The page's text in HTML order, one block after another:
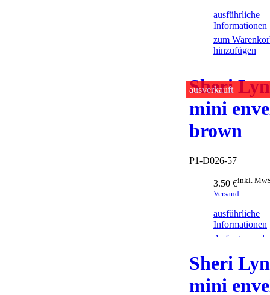
ausführliche
Informationen
zum
hinzufügen
ausverkauft
Sheri
mini
brown
P1-D026-57
3.50 €inkl.
Versand
ausführliche
Informationen
Anfrage
Sheri
mini